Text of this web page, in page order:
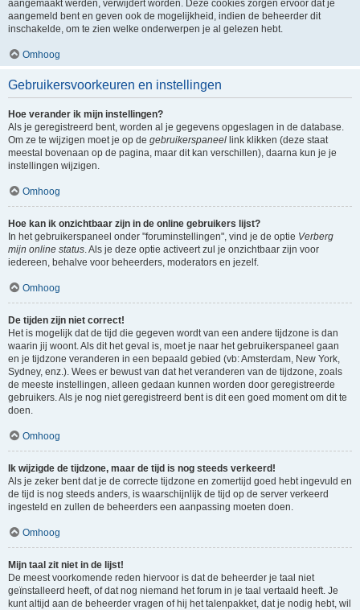
aangemaakt werden, verwijdert worden. Deze cookies zorgen ervoor dat je
aangemeld bent en geven ook de mogelijkheid, indien de beheerder dit
inschakelde, om te zien welke onderwerpen je al gelezen hebt.
Omhoog
Gebruikersvoorkeuren en instellingen
Hoe verander ik mijn instellingen?
Als je geregistreerd bent, worden al je gegevens opgeslagen in de database.
Om ze te wijzigen moet je op de gebruikerspaneel link klikken (deze staat
meestal bovenaan op de pagina, maar dit kan verschillen), daarna kun je je
instellingen wijzigen.
Omhoog
Hoe kan ik onzichtbaar zijn in de online gebruikers lijst?
In het gebruikerspaneel onder "foruminstellingen", vind je de optie Verberg
mijn online status. Als je deze optie activeert zul je onzichtbaar zijn voor
iedereen, behalve voor beheerders, moderators en jezelf.
Omhoog
De tijden zijn niet correct!
Het is mogelijk dat de tijd die gegeven wordt van een andere tijdzone is dan
waarin jij woont. Als dit het geval is, moet je naar het gebruikerspaneel gaan
en je tijdzone veranderen in een bepaald gebied (vb: Amsterdam, New York,
Sydney, enz.). Wees er bewust van dat het veranderen van de tijdzone, zoals
de meeste instellingen, alleen gedaan kunnen worden door geregistreerde
gebruikers. Als je nog niet geregistreerd bent is dit een goed moment om dit te
doen.
Omhoog
Ik wijzigde de tijdzone, maar de tijd is nog steeds verkeerd!
Als je zeker bent dat je de correcte tijdzone en zomertijd goed hebt ingevuld en
de tijd is nog steeds anders, is waarschijnlijk de tijd op de server verkeerd
ingesteld en zullen de beheerders een aanpassing moeten doen.
Omhoog
Mijn taal zit niet in de lijst!
De meest voorkomende reden hiervoor is dat de beheerder je taal niet
geïnstalleerd heeft, of dat nog niemand het forum in je taal vertaald heeft. Je
kunt altijd aan de beheerder vragen of hij het talenpakket, dat je nodig hebt, wil